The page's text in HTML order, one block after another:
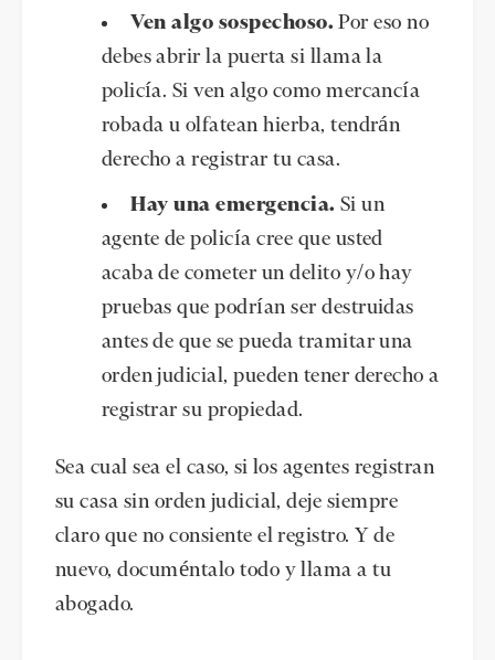
Ven algo sospechoso. Por eso no
debes abrir la puerta si llama la
policía. Si ven algo como mercancía
robada u olfatean hierba, tendrán
derecho a registrar tu casa.
Hay una emergencia. Si un
agente de policía cree que usted
acaba de cometer un delito y/o hay
pruebas que podrían ser destruidas
antes de que se pueda tramitar una
orden judicial, pueden tener derecho a
registrar su propiedad.
Sea cual sea el caso, si los agentes registran
su casa sin orden judicial, deje siempre
claro que no consiente el registro. Y de
nuevo, documéntalo todo y llama a tu
abogado.